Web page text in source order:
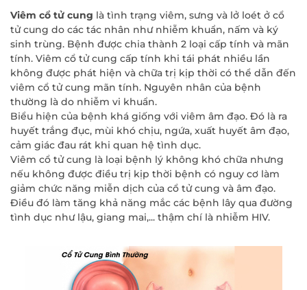
Viêm cổ tử cung là tình trạng viêm, sưng và lở loét ở cổ
tử cung do các tác nhân như nhiễm khuẩn, nấm và ký
sinh trùng. Bệnh được chia thành 2 loại cấp tính và mãn
tính. Viêm cổ tử cung cấp tính khi tái phát nhiều lần
không được phát hiện và chữa trị kịp thời có thể dẫn đến
viêm cổ tử cung mãn tính. Nguyên nhân của bệnh
thường là do nhiễm vi khuẩn.
Biểu hiện của bệnh khá giống với viêm âm đạo. Đó là ra
huyết trắng đục, mùi khó chịu, ngứa, xuất huyết âm đạo,
cảm giác đau rát khi quan hệ tình dục.
Viêm cổ tử cung là loại bệnh lý không khó chữa nhưng
nếu không được điều trị kịp thời bệnh có nguy cơ làm
giảm chức năng miễn dịch của cổ tử cung và âm đạo.
Điều đó làm tăng khả năng mắc các bệnh lây qua đường
tình dục như lậu, giang mai,... thậm chí là nhiễm HIV.